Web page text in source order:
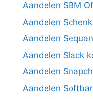
Aandelen SBM
Aandelen
Aandelen
Aandelen Slack
Aandelen
Aandelen